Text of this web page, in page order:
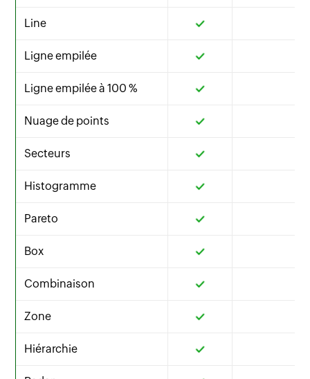
Line
Ligne empilée
Ligne empilée à 100 %
Nuage de points
Secteurs
Histogramme
Pareto
Box
Combinaison
Zone
Hiérarchie